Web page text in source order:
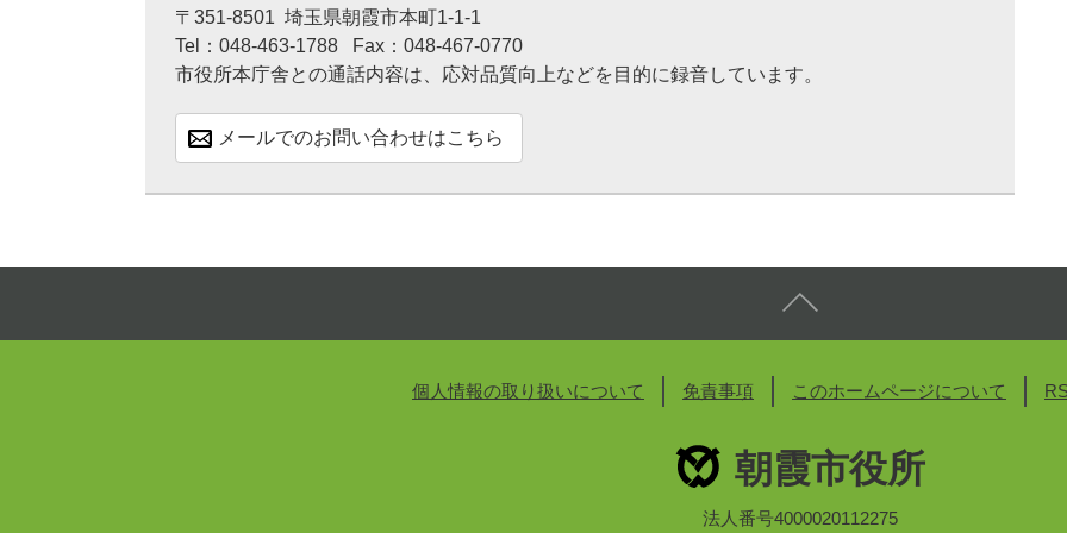
〒351-8501 埼玉県朝霞市本町1-1-1
Tel：048-463-1788
Fax：048-467-0770
市役所本庁舎との通話内容は、応対品質向上などを目的に録音しています。
メールでのお問い合わせはこちら
個人情報の取り扱いについて 免責事項 このホームページについて
朝霞市役所
法人番号4000020112275